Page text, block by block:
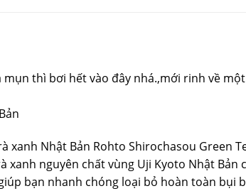
mụn thì bơi hết vào đây nhá.,mới rinh về
xanh Nhật Bản Rohto Shirochasou Green
xanh nguyên chất vùng Uji Kyoto Nhật Bản
bạn nhanh chóng loại bỏ hoàn toàn bụi